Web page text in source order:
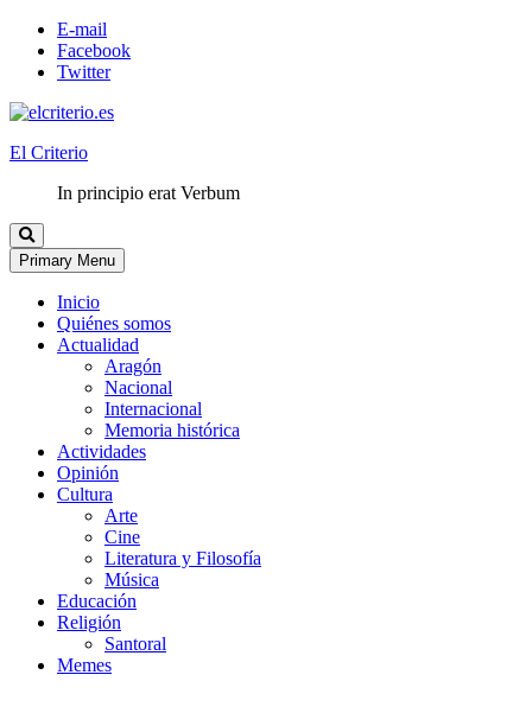
E-mail
Facebook
Twitter
El Criterio
In principio erat Verbum
Primary Menu
Inicio
Quiénes somos
Actualidad
Aragón
Nacional
Internacional
Memoria histórica
Actividades
Opinión
Cultura
Arte
Cine
Literatura y Filosofía
Música
Educación
Religión
Santoral
Memes